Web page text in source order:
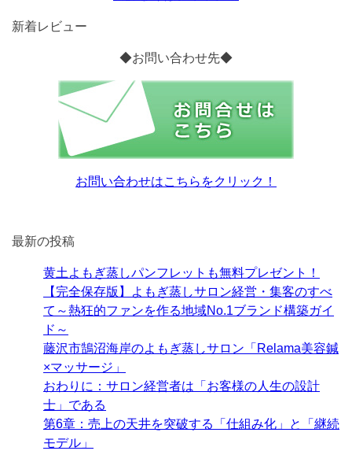
新着レビュー
◆お問い合わせ先◆
お問い合わせはこちらをクリック！
最新の投稿
黄土よもぎ蒸しパンフレットも無料プレゼント！
【完全保存版】よもぎ蒸しサロン経営・集客のすべ
て～熱狂的ファンを作る地域No.1ブランド構築ガイ
ド～
藤沢市鵠沼海岸のよもぎ蒸しサロン「Relama美容鍼
×マッサージ」
おわりに：サロン経営者は「お客様の人生の設計
士」である
第6章：売上の天井を突破する「仕組み化」と「継続
モデル」